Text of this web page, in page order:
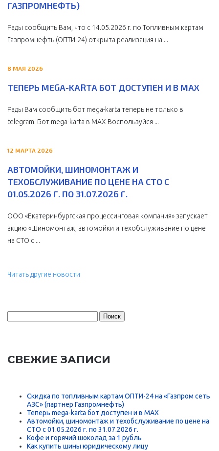
ГАЗПРОМНЕФТЬ)
Рады сообщить Вам, что с 14.05.2026 г. по Топливным картам
Газпромнефть (ОПТИ-24) открыта реализация на ...
8 МАЯ 2026
ТЕПЕРЬ MEGA-KARTA БОТ ДОСТУПЕН И В MAX
Рады Вам сообщить бот mega-karta теперь не только в
telegram. Бот mega-karta в МАХ Воспользуйся ...
12 МАРТА 2026
АВТОМОЙКИ, ШИНОМОНТАЖ И
ТЕХОБСЛУЖИВАНИЕ ПО ЦЕНЕ НА СТО С
01.05.2026 Г. ПО 31.07.2026 Г.
ООО «Екатеринбургская процессинговая компания» запускает
акцию «Шиномонтаж, автомойки и техобслуживание по цене
на СТО с ...
Читать другие новости
СВЕЖИЕ ЗАПИСИ
Скидка по топливным картам ОПТИ-24 на «Газпром сеть
АЗС» (партнер Газпромнефть)
Теперь mega-karta бот доступен и в MAX
Автомойки, шиномонтаж и техобслуживание по цене на
СТО с 01.05.2026 г. по 31.07.2026 г.
Кофе и горячий шоколад за 1 рубль
Как купить шины юридическому лицу